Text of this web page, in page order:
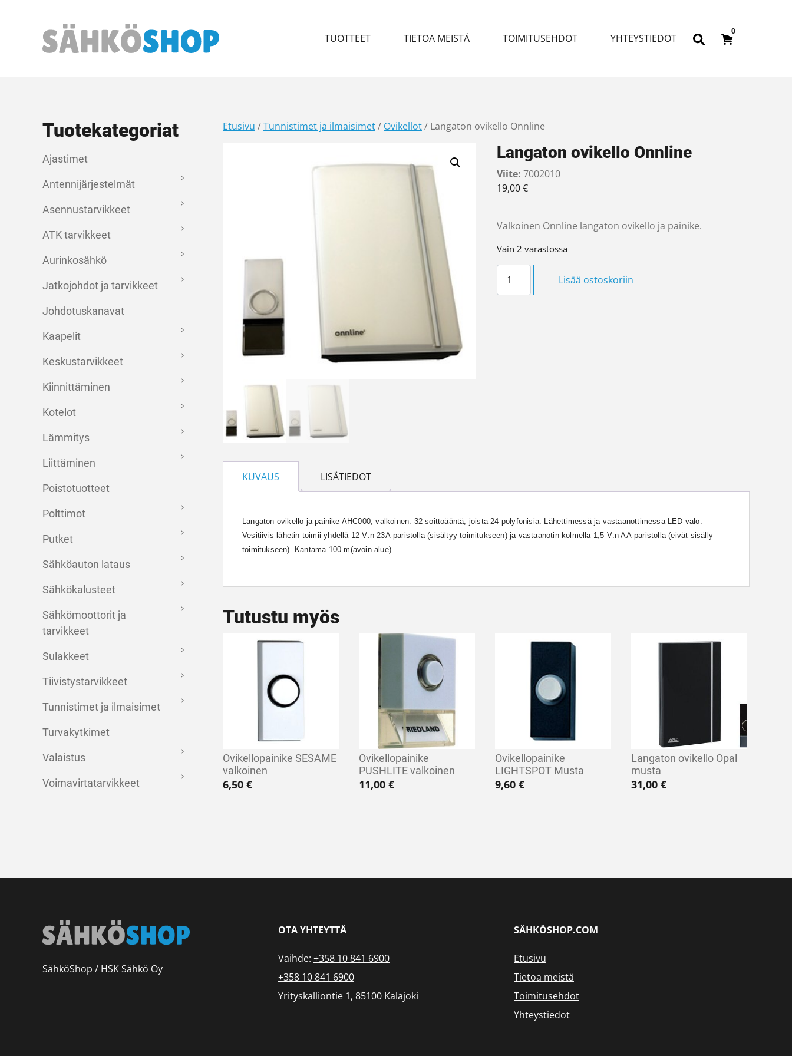
Päävalikko TUOTTEET TIETOA MEISTÄ TOIMITUSEHDOT YHTEYSTIEDOT
0
Tuotekategoriat
Ajastimet
Antennijärjestelmät
Asennustarvikkeet
ATK tarvikkeet
Aurinkosähkö
Jatkojohdot ja tarvikkeet
Johdotuskanavat
Kaapelit
Keskustarvikkeet
Kiinnittäminen
Kotelot
Lämmitys
Liittäminen
Poistotuotteet
Polttimot
Putket
Sähköauton lataus
Sähkökalusteet
Sähkömoottorit ja
tarvikkeet
Sulakkeet
Tiivistystarvikkeet
Tunnistimet ja ilmaisimet
Turvakytkimet
Valaistus
Voimavirtatarvikkeet
Etusivu /Tunnistimet ja ilmaisimet/ Ovikellot/ Langaton ovikello Onnline
Langaton ovikello Onnline
Viite: 7002010
19,00€
Valkoinen Onnline langaton ovikello ja painike.
Vain 2 varastossa
Lisää ostoskoriin
KUVAUS LISÄTIEDOT
Langaton ovikello ja painike AHC000, valkoinen. 32 soittoääntä, joista 24 polyfonisia. Lähettimessä ja vastaanottimessa LED-valo.
Vesitiivis lähetin toimii yhdellä 12 V:n 23A-paristolla (sisältyy toimitukseen) ja vastaanotin kolmella 1,5 V:n AA-paristolla (eivät sisälly
toimitukseen). Kantama 100 m(avoin alue).
Tutustu myös
Ovikellopainike SESAME
valkoinen
6,50 €
Ovikellopainike
PUSHLITE valkoinen
11,00€
Ovikellopainike
LIGHTSPOT Musta
9,60€
Langaton ovikello Opal
musta
31,00€
SähköShop / HSK Sähkö Oy
OTA YHTEYTTÄ
Vaihde: +358 10 841 6900
+358 10 841 6900
Yrityskalliontie 1, 85100 Kalajoki
SÄHKÖSHOP.COM
Etusivu
Tietoa meistä
Toimitusehdot
Yhteystiedot